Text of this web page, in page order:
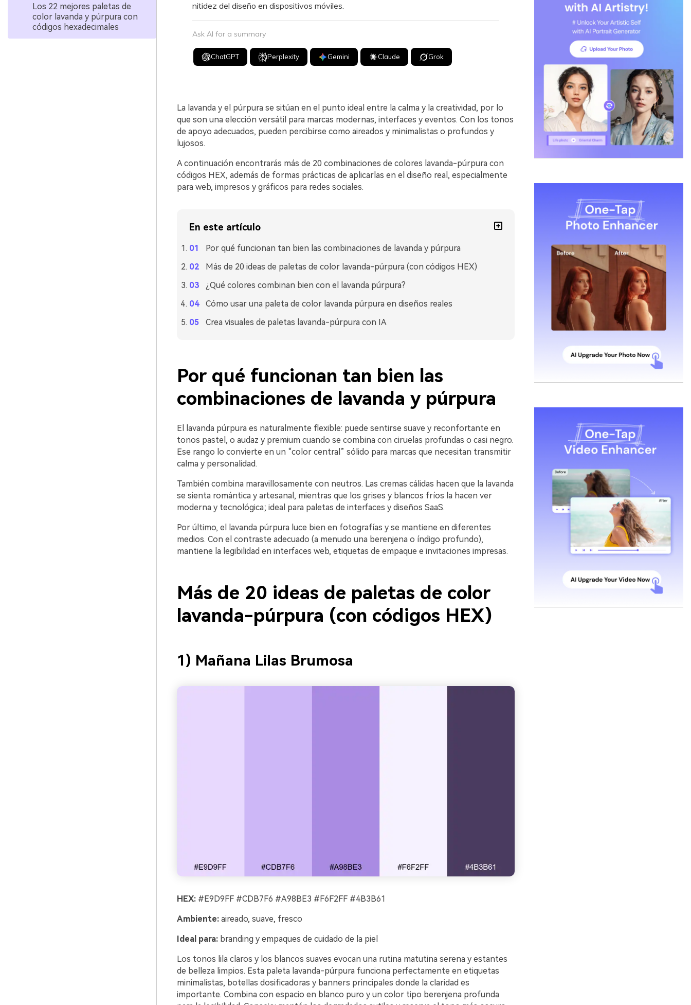
Los 22 mejores paletas de
color lavanda y púrpura con
códigos hexadecimales
nitidez del diseño en dispositivos móviles.
Ask AI for a summary
ChatGPT Perplexity Gemini Claude Grok
La lavanda y el púrpura se sitúan en el punto ideal entre la calma y la creatividad, por lo
que son una elección versátil para marcas modernas, interfaces y eventos. Con los tonos
de apoyo adecuados, pueden percibirse como aireados y minimalistas o profundos y
lujosos.
A continuación encontrarás más de 20 combinaciones de colores lavanda-púrpura con
códigos HEX, además de formas prácticas de aplicarlas en el diseño real, especialmente
para web, impresos y gráficos para redes sociales.
En este artículo
Por qué funcionan tan bien las combinaciones de lavanda y púrpura
Más de 20 ideas de paletas de color lavanda-púrpura (con códigos HEX)
¿Qué colores combinan bien con el lavanda púrpura?
Cómo usar una paleta de color lavanda púrpura en diseños reales
Crea visuales de paletas lavanda-púrpura con IA
Por qué funcionan tan bien las
combinaciones de lavanda y púrpura
El lavanda púrpura es naturalmente flexible: puede sentirse suave y reconfortante en
tonos pastel, o audaz y premium cuando se combina con ciruelas profundas o casi negro.
Ese rango lo convierte en un “color central” sólido para marcas que necesitan transmitir
calma y personalidad.
También combina maravillosamente con neutros. Las cremas cálidas hacen que la lavanda
se sienta romántica y artesanal, mientras que los grises y blancos fríos la hacen ver
moderna y tecnológica; ideal para paletas de interfaces y diseños SaaS.
Por último, el lavanda púrpura luce bien en fotografías y se mantiene en diferentes
medios. Con el contraste adecuado (a menudo una berenjena o índigo profundo),
mantiene la legibilidad en interfaces web, etiquetas de empaque e invitaciones impresas.
Más de 20 ideas de paletas de color
lavanda-púrpura (con códigos HEX)
1) Mañana Lilas Brumosa
HEX:#E9D9FF #CDB7F6 #A98BE3 #F6F2FF #4B3B61
Ambiente:aireado, suave, fresco
Ideal para:branding y empaques de cuidado de la piel
Los tonos lila claros y los blancos suaves evocan una rutina matutina serena y estantes
de belleza limpios. Esta paleta lavanda-púrpura funciona perfectamente en etiquetas
minimalistas, botellas dosificadoras y banners principales donde la claridad es
importante. Combina con espacio en blanco puro y un color tipo berenjena profunda